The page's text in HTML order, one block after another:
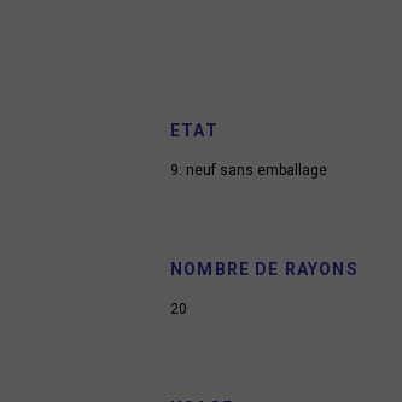
ETAT
9: neuf sans emballage
NOMBRE DE RAYONS
20